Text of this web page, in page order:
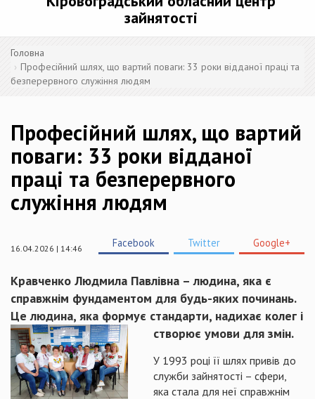
зайнятості
Головна
Професійний шлях, що вартий поваги: 33 роки відданої праці та
безперервного служіння людям
Професійний шлях, що вартий
поваги: 33 роки відданої
праці та безперервного
служіння людям
16.04.2026 | 14:46 Facebook Twitter Google+
Кравченко Людмила Павлівна – людина, яка є
справжнім фундаментом для будь-яких починань.
Це людина, яка формує стандарти, надихає колег і
створює умови для змін.
У 1993 році її шлях привів до
служби зайнятості – сфери,
яка стала для неї справжнім